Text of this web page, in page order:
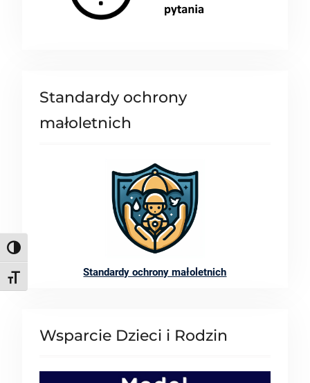
TOGGLE HIGH CONTRAST
TOGGLE FONT SIZE
Standardy ochrony
małoletnich
Standardy ochrony małoletnich
Wsparcie Dzieci i Rodzin